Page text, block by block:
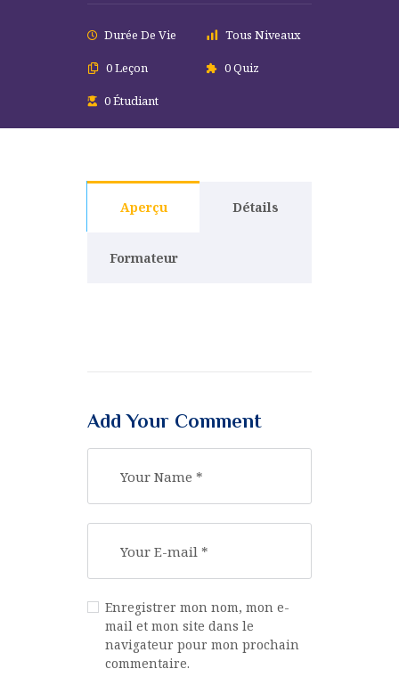
Durée De Vie Tous Niveaux
0 Leçon 0 Quiz
0 Étudiant
Aperçu Détails
Formateur
Add Your Comment
Enregistrer mon nom, mon e-
mail et mon site dans le
navigateur pour mon prochain
commentaire.